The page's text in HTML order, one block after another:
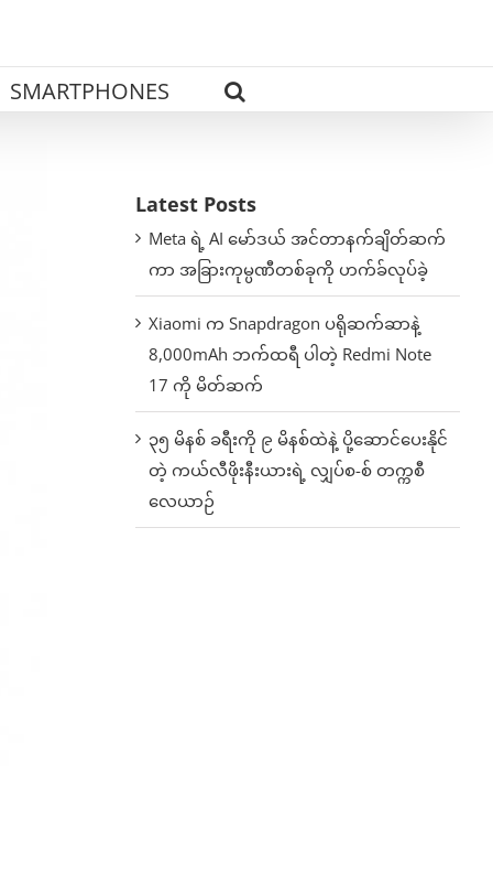
SMARTPHONES
Latest Posts
Meta ရဲ့ AI မော်ဒယ် အင်တာနက်ချိတ်ဆက်
ကာ အခြားကုမ္ပဏီတစ်ခုကို ဟက်ခ်လုပ်ခဲ့
Xiaomi က Snapdragon ပရိုဆက်ဆာနဲ့
8,000mAh ဘက်ထရီ ပါတဲ့ Redmi Note
17 ကို မိတ်ဆက်
၃၅ မိနစ် ခရီးကို ၉ မိနစ်ထဲနဲ့ ပို့ဆောင်ပေးနိုင်
တဲ့ ကယ်လီဖိုးနီးယားရဲ့ လျှပ်စ-စ် တက္ကစီ
လေယာဉ်